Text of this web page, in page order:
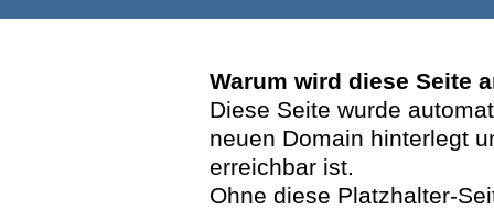
Warum wird diese Seite
Diese Seite wurde
neuen Domain hinterlegt
erreichbar ist.
Ohne diese Platzhalter-